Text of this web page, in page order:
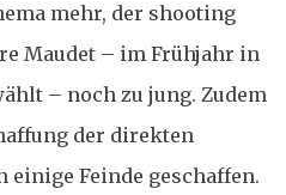
mehr, der shooting
Maudet – im Frühjahr in
– noch zu jung. Zudem
der direkten
einige Feinde geschaffen.